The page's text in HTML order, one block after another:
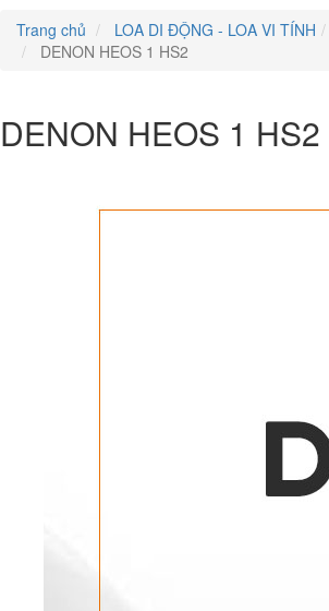
Trang chủ
LOA DI ĐỘNG - LOA VI TÍNH
DENON HEOS 1 HS2
DENON HEOS 1 HS2